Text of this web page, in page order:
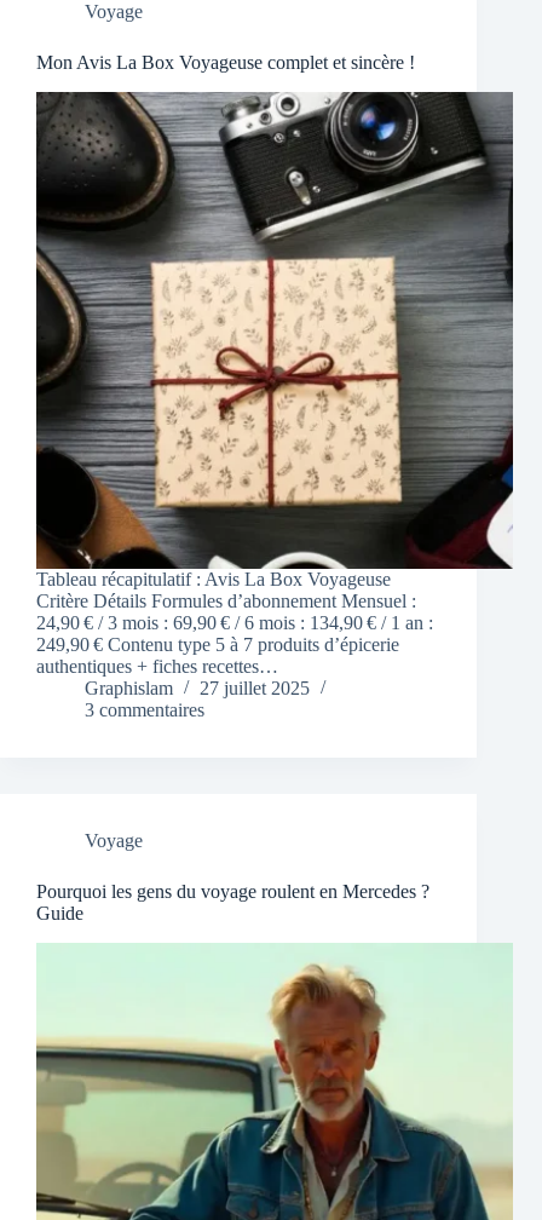
Voyage
Mon Avis La Box Voyageuse complet et sincère !
Tableau récapitulatif : Avis La Box Voyageuse
Critère Détails Formules d’abonnement Mensuel :
24,90 € / 3 mois : 69,90 € / 6 mois : 134,90 € / 1 an :
249,90 € Contenu type 5 à 7 produits d’épicerie
authentiques + fiches recettes…
Graphislam
27 juillet 2025
3 commentaires
Voyage
Pourquoi les gens du voyage roulent en Mercedes ?
Guide